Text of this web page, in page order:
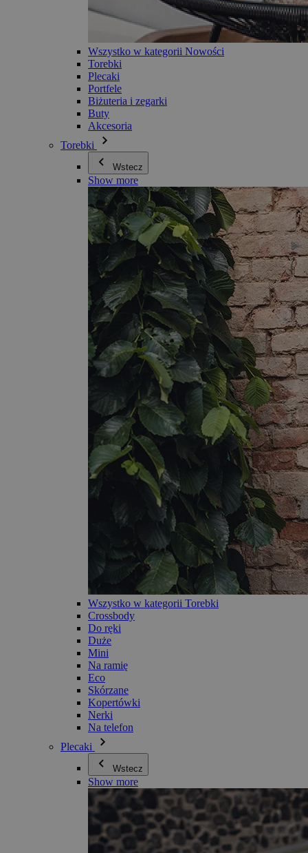
Wszystko w kategorii Nowości
Torebki
Plecaki
Portfele
Biżuteria i zegarki
Buty
Akcesoria
Torebki
Wstecz
Show more
Wszystko w kategorii Torebki
Crossbody
Do ręki
Duże
Mini
Na ramię
Eco
Skórzane
Kopertówki
Nerki
Na telefon
Plecaki
Wstecz
Show more